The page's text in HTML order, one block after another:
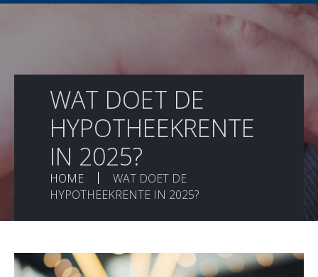
WAT DOET DE
HYPOTHEEKRENTE
IN 2025?
HOME
WAT DOET DE
HYPOTHEEKRENTE IN 2025?